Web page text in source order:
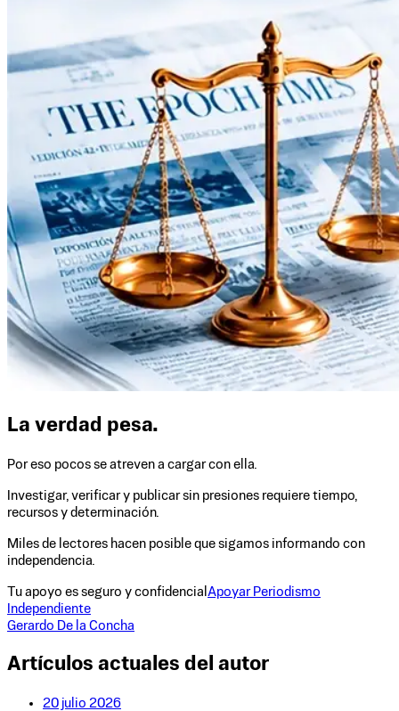
La verdad pesa.
Por eso pocos se atreven a cargar con ella.
Investigar, verificar y publicar sin presiones requiere tiempo,
recursos y determinación.
Miles de lectores hacen posible que sigamos informando con
independencia.
Tu apoyo es seguro y confidencial Apoyar Periodismo
Independiente
Gerardo De la Concha
Artículos actuales del autor
20 julio 2026